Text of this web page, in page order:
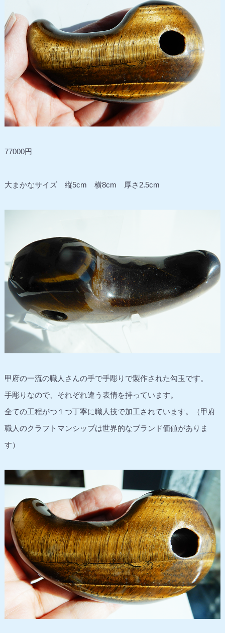
77000円
大まかなサイズ 縦5cm 横8cm 厚さ2.5cm
甲府の一流の職人さんの手で手彫りで製作された勾玉です。
手彫りなので、それぞれ違う表情を持っています。
全ての工程がつ１つ丁寧に職人技で加工されています。（甲府
職人のクラフトマンシップは世界的なブランド価値がありま
す）